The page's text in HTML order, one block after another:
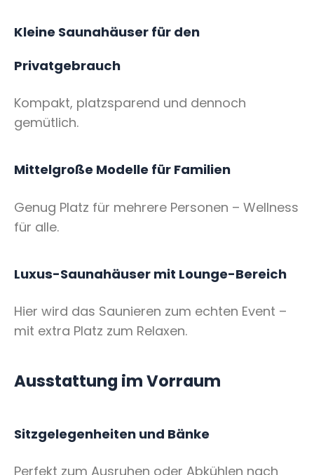
Kleine Saunahäuser für den
Privatgebrauch
Kompakt, platzsparend und dennoch
gemütlich.
Mittelgroße Modelle für Familien
Genug Platz für mehrere Personen – Wellness
für alle.
Luxus-Saunahäuser mit Lounge-Bereich
Hier wird das Saunieren zum echten Event –
mit extra Platz zum Relaxen.
Ausstattung im Vorraum
Sitzgelegenheiten und Bänke
Perfekt zum Ausruhen oder Abkühlen nach